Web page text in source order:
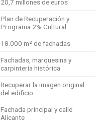
20,7 millones de euros
Plan de Recuperación y
Programa 2% Cultural
18.000 m² de fachadas
Fachadas, marquesina y
carpintería histórica
Recuperar la imagen original
del edificio
Fachada principal y calle
Alicante